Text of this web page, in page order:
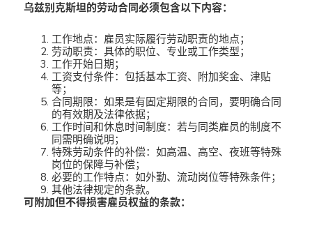
乌兹别克斯坦的劳动合同必须包含以下内容：
工作地点：雇员实际履行劳动职责的地点；
劳动职责：具体的职位、专业或工作类型；
工作开始日期；
工资支付条件：包括基本工资、附加奖金、津贴
等；
合同期限：如果是有固定期限的合同，要明确合同
的有效期及法律依据；
工作时间和休息时间制度：若与同类雇员的制度不
同需明确说明；
特殊劳动条件的补偿：如高温、高空、夜班等特殊
岗位的保障与补偿；
必要的工作特点：如外勤、流动岗位等特殊条件；
其他法律规定的条款。
可附加但不得损害雇员权益的条款：